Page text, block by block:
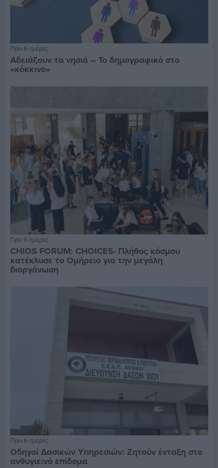
Πριν 6 ημέρες
Αδειάζουν τα νησιά – Το δημογραφικό στο
«κόκκινο»
Πριν 6 ημέρες
CHIOS FORUM: CHOICES- Πλήθος κόσμου
κατέκλυσε το Ομήρειο για την μεγάλη
διοργάνωση
Πριν 6 ημέρες
Οδηγοί Δασικών Υπηρεσιών: Ζητούν ένταξη στο
ανθυγιεινό επίδομα